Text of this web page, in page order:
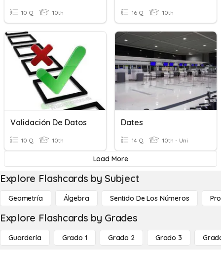
10 Q 10th 16 Q 10th
Validación De Datos
10 Q 10th
Dates
14 Q 10th - Uni
Load More
Explore Flashcards by Subject
Geometría Álgebra Sentido De Los Números
Explore Flashcards by Grades
Guardería Grado 1 Grado 2 Grado 3